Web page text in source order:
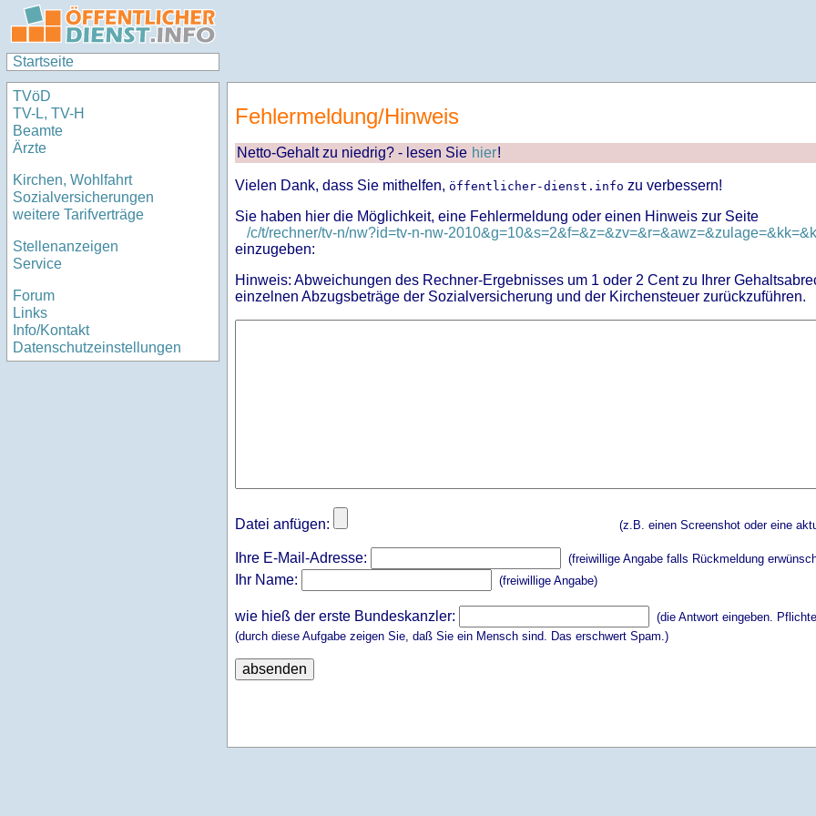
Startseite
TVöD
TV-L, TV-H
Beamte
Ärzte
Kirchen, Wohlfahrt
Sozialversicherungen
weitere Tarifverträge
Stellenanzeigen
Service
Forum
Links
Info/Kontakt
Datenschutzeinstellungen
Fehlermeldung/Hinweis
Netto-Gehalt zu niedrig? - lesen Sie hier!
Vielen Dank, dass Sie mithelfen, öffentlicher-dienst.info zu verbessern!
Sie haben hier die Möglichkeit, eine Fehlermeldung oder einen Hinweis zur Seite
/c/t/rechner/tv-n/nw?id=tv-n-nw-
einzugeben:
Hinweis: Abweichungen des Rechner-Ergebnisses um 1 oder 2 Cent zu Ihrer
einzelnen Abzugsbeträge der Sozialversicherung und der Kirchensteuer zurückzuführen.
Datei anfügen: (z.B. einen Screenshot oder eine
Ihre E-Mail-Adresse: (freiwillige Angabe falls Rückmeldung
Ihr Name: (freiwillige Angabe)
wie hieß der erste Bundeskanzler:
(die Antwort eingeben.
(durch diese Aufgabe zeigen Sie, daß Sie ein Mensch sind. Das erschwert Spam.)